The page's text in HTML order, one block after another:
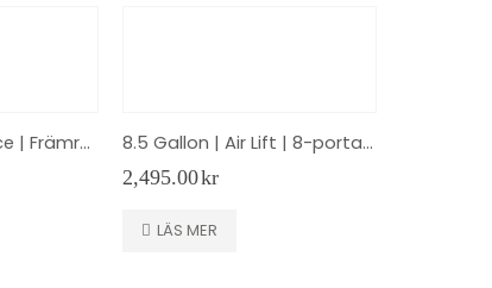
Air Lift Performance | Främre kit | 75578
8.5 Gallon | Air Lift | 8-portar | Svart
2,495.00kr
LÄS MER